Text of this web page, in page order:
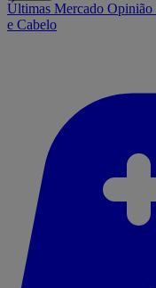
Últimas Mercado Opinião
e Cabelo